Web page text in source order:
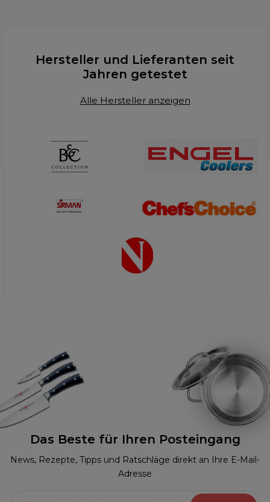
Hersteller und Lieferanten seit
Jahren getestet
Alle Hersteller anzeigen
Das Beste für Ihren Posteingang
News, Rezepte, Tipps und Ratschläge direkt an Ihre E-Mail-
Adresse